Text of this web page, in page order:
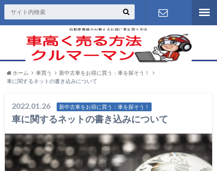
自動車整備士が教えるお得に車を買う方法
お問い合わ
せ
ホーム 車買う
新中古車をお得に買う：車を探そう！
車に関するネットの書き込みについて
2022.01.26 新中古車をお得に買う：車を探そう！
車に関するネットの書き込みについて